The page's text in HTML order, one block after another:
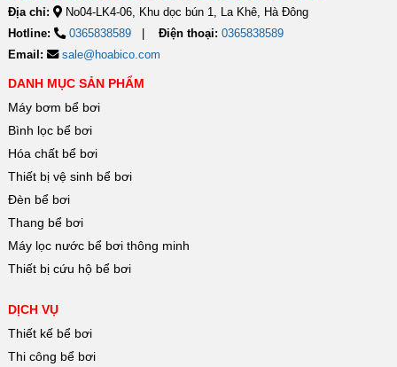
Địa chỉ:
No04-LK4-06, Khu dọc bún 1, La Khê, Hà Đông
Hotline:
0365838589 Điện thoại: 0365838589
Email:
sale@hoabico.com
DANH MỤC SẢN PHẨM
Máy bơm bể bơi
Bình lọc bể bơi
Hóa chất bể bơi
Thiết bị vệ sinh bể bơi
Đèn bể bơi
Thang bể bơi
Máy lọc nước bể bơi thông minh
Thiết bị cứu hộ bể bơi
DỊCH VỤ
Thiết kế bể bơi
Thi công bể bơi